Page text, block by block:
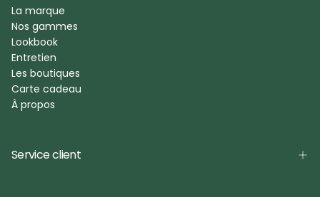
La marque
Nos gammes
Lookbook
Entretien
Les boutiques
Carte cadeau
À propos
Service client